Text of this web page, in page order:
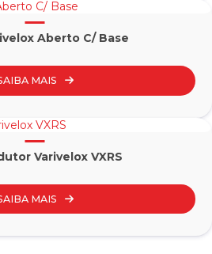
Aberto C/ Base
MAIS
Varivelox VXRS
MAIS